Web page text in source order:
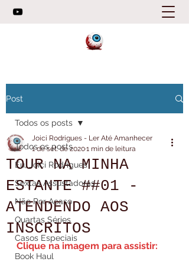
Post
Todos os posts
Eu, Joici Rodrigues
Sextas Assustadoras
Não Por Acaso
Quartas Séries
Casos Especiais
Book Haul
Todos os posts
TOUR NA MINHA
ESTANTE ##01 -
ATENDENDO AOS
INSCRITOS
Joici Rodrigues - Ler Até Amanhecer
1 de set. de 20201 min de leitura
Clique na imagem para assistir: